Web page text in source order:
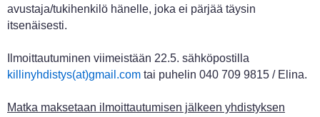
avustaja/tukihenkilö hänelle, joka ei pärjää täysin
itsenäisesti.
Ilmoittautuminen viimeistään 22.5. sähköpostilla
killinyhdistys(at)gmail.com tai puhelin 040 709 9815 / Elina.
Matka maksetaan ilmoittautumisen jälkeen yhdistyksen